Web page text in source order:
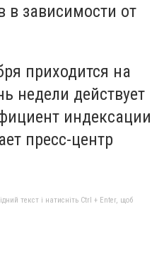
в зависимости от
приходится на
недели действует
индексации
пресс-центр
текст і натисніть Ctrl + Enter, щоб